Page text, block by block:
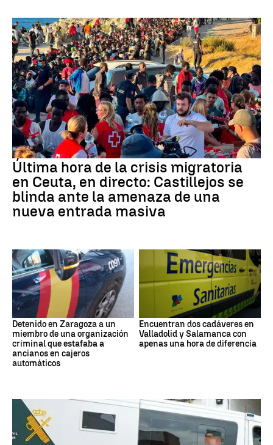
Última hora de la crisis migratoria
en Ceuta, en directo: Castillejos se
blinda ante la amenaza de una
nueva entrada masiva
Detenido en Zaragoza a un
miembro de una organización
criminal que estafaba a
ancianos en cajeros
automáticos
Encuentran dos cadáveres en
Valladolid y Salamanca con
apenas una hora de diferencia